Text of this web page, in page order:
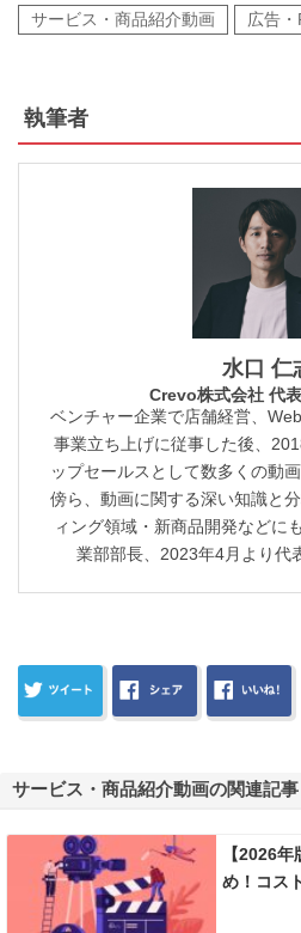
サービス・商品紹介動画 広告
執筆者
水口 仁
Crevo株式会社 代
ベンチャー企業で店舗経営、
事業立ち上げに従事した後、
ップセールスとして数多くの動
傍ら、動画に関する深い知識と
ィング領域・新商品開発などに
業部部長、2023年4月より代
サービス・商品紹介動画の関連記事
【2026
め！コス